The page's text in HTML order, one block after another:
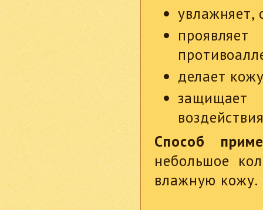
увлажняет,
делает
Способ
небольшое
влажную кожу.